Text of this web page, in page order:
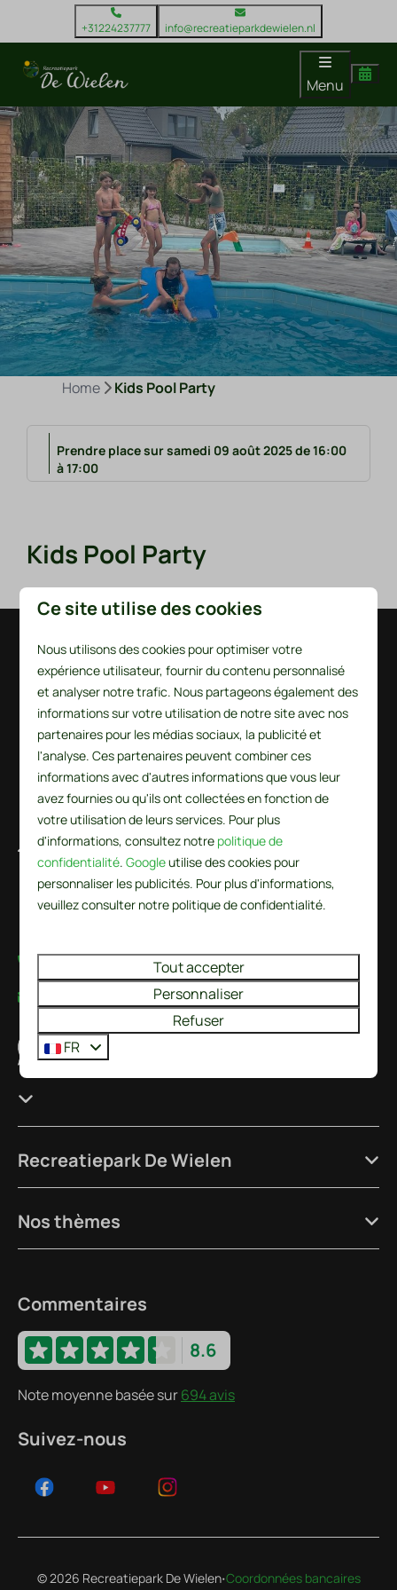
+31224237777 info@recreatieparkdewielen.nl
Menu
Home Kids Pool Party
Prendre place sur samedi 09 août 2025 de 16:00
à 17:00
Kids Pool Party
Payer en toute sécurité
De Wielen 84
1744 KS Sint Maarten
Noord-Holland
Nederland
+31224237777
info@recreatieparkdewielen.nl
Nous contacter via WhatsApp
Recreatiepark De Wielen
Nos thèmes
Commentaires
8.6
Note moyenne basée sur694 avis
Suivez-nous
© 2026 Recreatiepark De Wielen·Coordonnées bancaires
Ce site utilise des cookies
Nous utilisons des cookies pour optimiser votre
expérience utilisateur, fournir du contenu personnalisé
et analyser notre trafic. Nous partageons également des
informations sur votre utilisation de notre site avec nos
partenaires pour les médias sociaux, la publicité et
l'analyse. Ces partenaires peuvent combiner ces
informations avec d'autres informations que vous leur
avez fournies ou qu'ils ont collectées en fonction de
votre utilisation de leurs services. Pour plus
d'informations, consultez notre politique de
confidentialité.Googleutilise des cookies pour
personnaliser les publicités. Pour plus d'informations,
veuillez consulter notre politique de confidentialité.
Tout accepter
Personnaliser
Refuser
FR